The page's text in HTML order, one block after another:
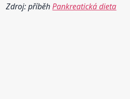
Zdroj: příběhPankreatická dieta